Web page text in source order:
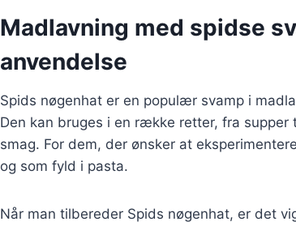
Madlavning med spidse
anvendelse
Spids nøgenhat er en populær svamp i
Den kan bruges i en række retter, fra
smag. For dem, der ønsker at
og som fyld i pasta.
Når man tilbereder Spids nøgenhat, er det